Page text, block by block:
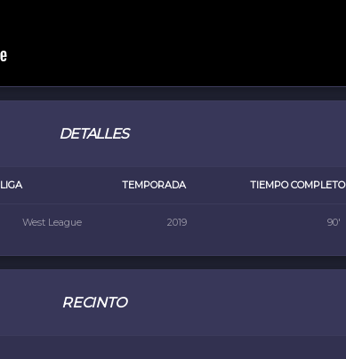
DETALLES
LIGA TEMPORADA TIEMPO COMPLETO
West League 2019 90'
RECINTO